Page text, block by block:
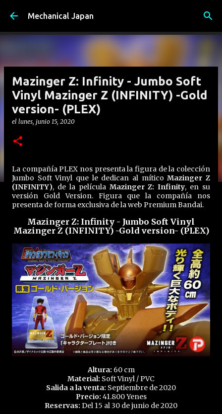
Ir al contenido principal
Mechanical Japan
Mazinger Z: Infinity - Jumbo Soft
Vinyl Mazinger Z (INFINITY) -Gold
version- (PLEX)
el lunes, junio 15, 2020
La compañía PLEX nos presenta la figura de la colección
Jumbo Soft Vinyl que le dedican al míticoMazinger Z
(INFINITY), de la película Mazinger Z: Infinity, en su
versión Gold Version. Figura que la compañía nos
presenta de forma exclusiva de la web Premium Bandai.
Mazinger Z: Infinity - Jumbo Soft Vinyl
Mazinger Z (INFINITY) -Gold version- (PLEX)
Altura: 60 cm
Material: Soft Vinyl / PVC
Salida a la venta: Septiembre de 2020
Precio: 41.800 Yenes
Reservas: Del 15 al 30 de junio de 2020